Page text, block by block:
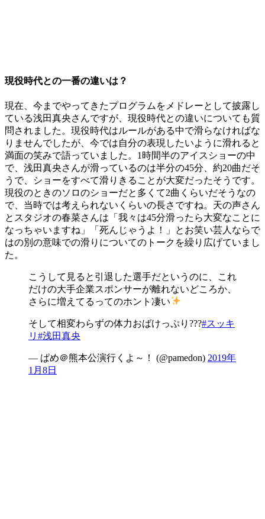
現役時代との一番の違いは？
現在、今までやってきたプログラムをメドレーとして披露し
ている浅田真央さんですが、現役時代との違いについても質
問されました。現役時代はルールがある中で滑らなければな
りませんでしたが、今では自分の表現したいように滑れると
満面の笑みで語っていました。1時間半のアイスショーの中
で、浅田真央さんが滑っているのは半分の45分、約20曲だそ
うで、ショーをすべて滑りきることが大変だったそうです。
現役のときのソロのショーだと多くて2曲くらいだそうなの
で、当時では考えられないくらいの長さですね。天の声さん
とスタジオの春菜さんは「我々は45分滑ったら大変なことに
なっちゃいますね」「死んじゃうよ！」とお笑い芸人ならで
はの別の意味での滑りについてのトークを繰り広げていまし
た。
こうして見ると引退した選手だというのに、これ
だけの大手企業スポンサーが離れないどころか、
さらに増えてるってのホント凄い
そして相変わらずの体力おばけっぷり???#スッキ
リ #浅田真央
— ぱめ＠熊本公演行くよ～！ (@pamedon) 2019年
1月8日